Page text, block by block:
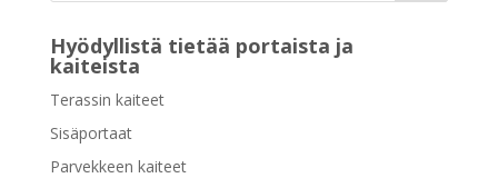
Hyödyllistä tietää portaista ja
kaiteista
Terassin kaiteet
Sisäportaat
Parvekkeen kaiteet